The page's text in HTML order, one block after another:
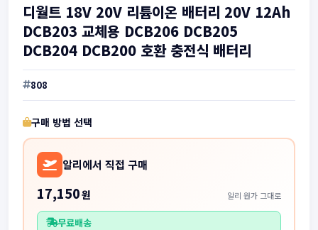
디월트 18V 20V 리튬이온 배터리 20V 12Ah
DCB203 교체용 DCB206 DCB205
DCB204 DCB200 호환 충전식 배터리
808
구매 방법 선택
알리에서 직접 구매
17,150원 알리 원가 그대로
무료배송